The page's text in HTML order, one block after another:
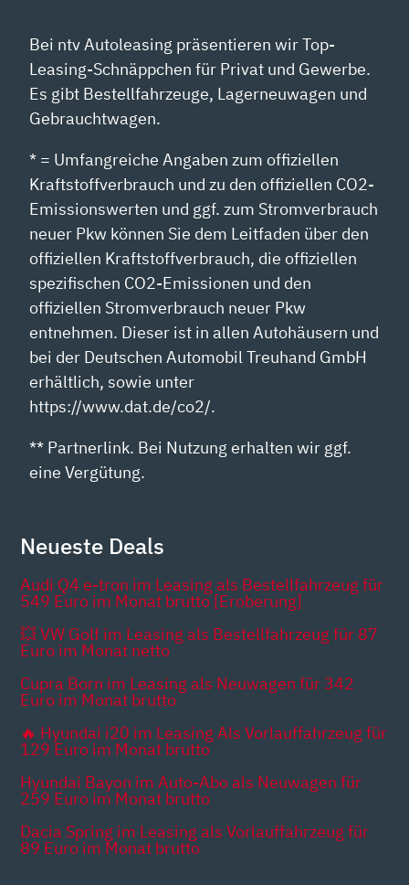
Bei ntv Autoleasing präsentieren wir Top-
Leasing-Schnäppchen für Privat und Gewerbe.
Es gibt Bestellfahrzeuge, Lagerneuwagen und
Gebrauchtwagen.
* = Umfangreiche Angaben zum offiziellen
Kraftstoffverbrauch und zu den offiziellen CO2-
Emissionswerten und ggf. zum Stromverbrauch
neuer Pkw können Sie dem Leitfaden über den
offiziellen Kraftstoffverbrauch, die offiziellen
spezifischen CO2-Emissionen und den
offiziellen Stromverbrauch neuer Pkw
entnehmen. Dieser ist in allen Autohäusern und
bei der Deutschen Automobil Treuhand GmbH
erhältlich, sowie unter
https://www.dat.de/co2/.
** Partnerlink. Bei Nutzung erhalten wir ggf.
eine Vergütung.
Neueste Deals
Audi Q4 e-tron im Leasing als Bestellfahrzeug für
549 Euro im Monat brutto [Eroberung]
💥 VW Golf im Leasing als Bestellfahrzeug für 87
Euro im Monat netto
Cupra Born im Leasing als Neuwagen für 342
Euro im Monat brutto
🔥 Hyundai i20 im Leasing Als Vorlauffahrzeug für
129 Euro im Monat brutto
Hyundai Bayon im Auto-Abo als Neuwagen für
259 Euro im Monat brutto
Dacia Spring im Leasing als Vorlauffahrzeug für
89 Euro im Monat brutto